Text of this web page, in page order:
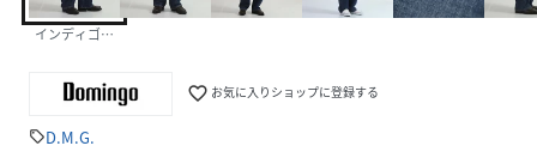
インディゴブルー
favorite_border お気に入りショップに登録する
sellD.M.G.